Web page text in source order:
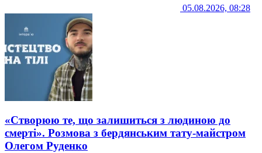
05.08.2026, 08:28
«Створюю те, що залишиться з людиною до
смерті». Розмова з бердянським тату-майстром
Олегом Руденко